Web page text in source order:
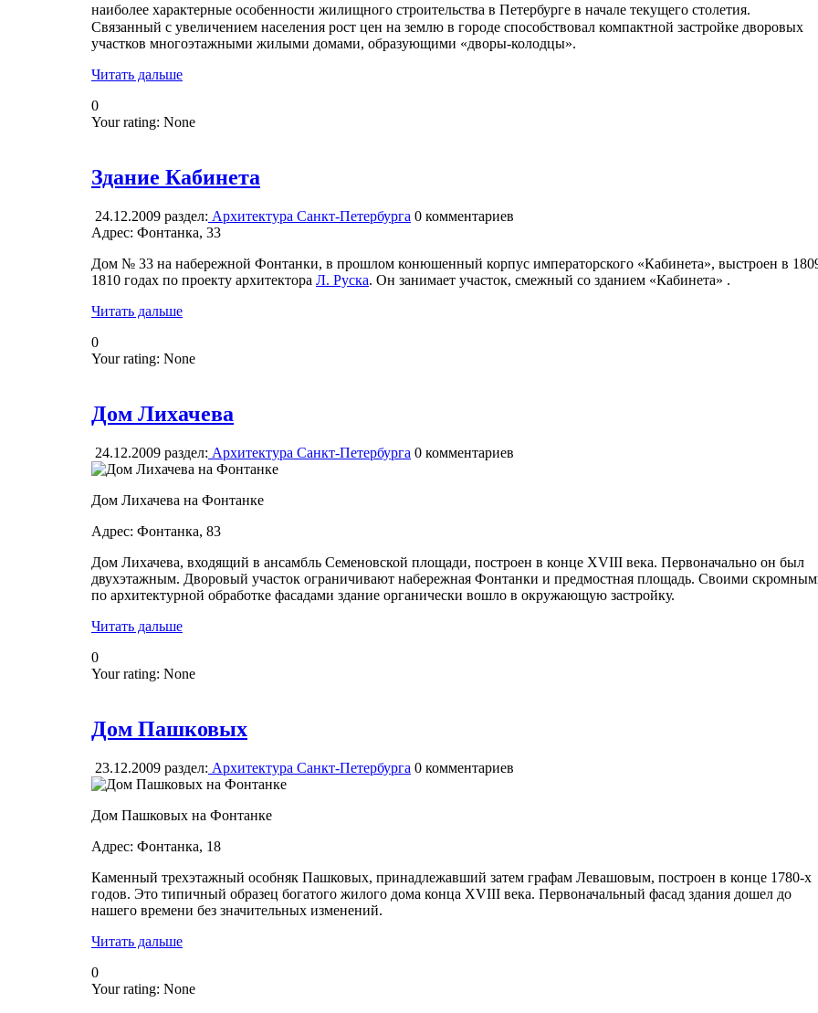
наиболее характерные особенности жилищного строительства в Петербурге в начале текущего столетия.
Связанный с увеличением населения рост цен на землю в городе способствовал компактной застройке дворовых
участков многоэтажными жилыми домами, образующими «дворы-колодцы».
Читать дальше
0
Your rating: None
Здание Кабинета
24.12.2009 раздел: Архитектура Санкт-Петербурга 0 комментариев
Адрес: Фонтанка, 33
Дом № 33 на набережной Фонтанки, в прошлом конюшенный корпус императорского «Кабинета», выстроен в
1810 годах по проекту архитектора Л. Руска. Он занимает участок, смежный со зданием «Кабинета» .
Читать дальше
0
Your rating: None
Дом Лихачева
24.12.2009 раздел: Архитектура Санкт-Петербурга 0 комментариев
Дом Лихачева на Фонтанке
Адрес: Фонтанка, 83
Дом Лихачева, входящий в ансамбль Семеновской площади, построен в конце XVIII века. Первоначально он был
двухэтажным. Дворовый участок ограничивают набережная Фонтанки и предмостная площадь. Своими
по архитектурной обработке фасадами здание органически вошло в окружающую застройку.
Читать дальше
0
Your rating: None
Дом Пашковых
23.12.2009 раздел: Архитектура Санкт-Петербурга 0 комментариев
Дом Пашковых на Фонтанке
Адрес: Фонтанка, 18
Каменный трехэтажный особняк Пашковых, принадлежавший затем графам Левашовым, построен в конце 1780-х
годов. Это типичный образец богатого жилого дома конца XVIII века. Первоначальный фасад здания дошел до
нашего времени без значительных изменений.
Читать дальше
0
Your rating: None